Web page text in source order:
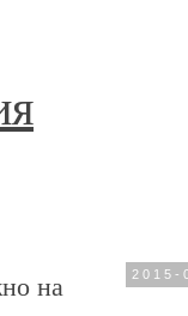
2015-
на